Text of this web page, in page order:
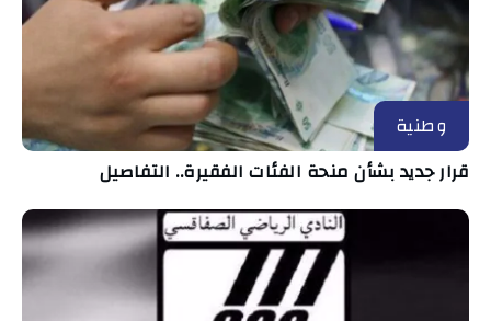
وطنية
قرار جديد بشأن منحة الفئات الفقيرة.. التفاصيل